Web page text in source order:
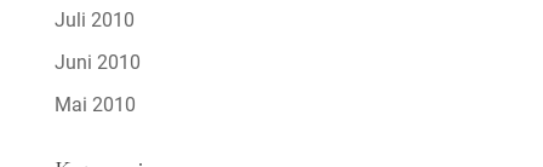
Juli 2010
Juni 2010
Mai 2010